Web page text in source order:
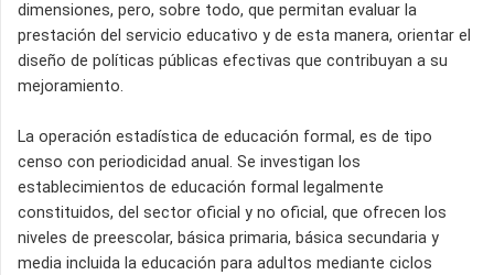
dimensiones, pero, sobre todo, que permitan evaluar la
prestación del servicio educativo y de esta manera, orientar el
diseño de políticas públicas efectivas que contribuyan a su
mejoramiento.
La operación estadística de educación formal, es de tipo
censo con periodicidad anual. Se investigan los
establecimientos de educación formal legalmente
constituidos, del sector oficial y no oficial, que ofrecen los
niveles de preescolar, básica primaria, básica secundaria y
media incluida la educación para adultos mediante ciclos